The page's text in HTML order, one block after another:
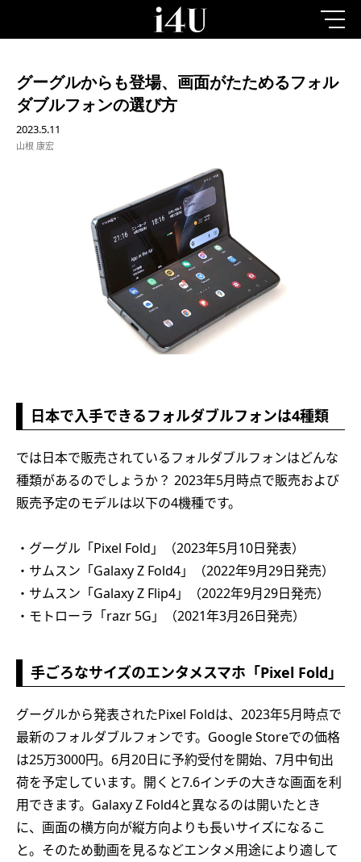
グーグルからも登場、画面がたためるフォル
ダブルフォンの選び方
2023.5.11
山根 康宏
日本で入手できるフォルダブルフォンは4種類
では日本で販売されているフォルダブルフォンはどんな
種類があるのでしょうか？ 2023年5月時点で販売および
販売予定のモデルは以下の4機種です。
・グーグル「Pixel Fold」（2023年5月10日発表）
・サムスン「Galaxy Z Fold4」（2022年9月29日発売）
・サムスン「Galaxy Z Flip4」（2022年9月29日発売）
・モトローラ「razr 5G」（2021年3月26日発売）
手ごろなサイズのエンタメスマホ「Pixel Fold」
グーグルから発表されたPixel Foldは、2023年5月時点で
最新のフォルダブルフォンです。Google Storeでの価格
は25万3000円。6月20日に予約受付を開始、7月中旬出
荷を予定しています。開くと7.6インチの大きな画面を利
用できます。Galaxy Z Fold4と異なるのは開いたとき
に、画面の横方向が縦方向よりも長いサイズになるこ
と。そのため動画を見るなどエンタメ用途により適して